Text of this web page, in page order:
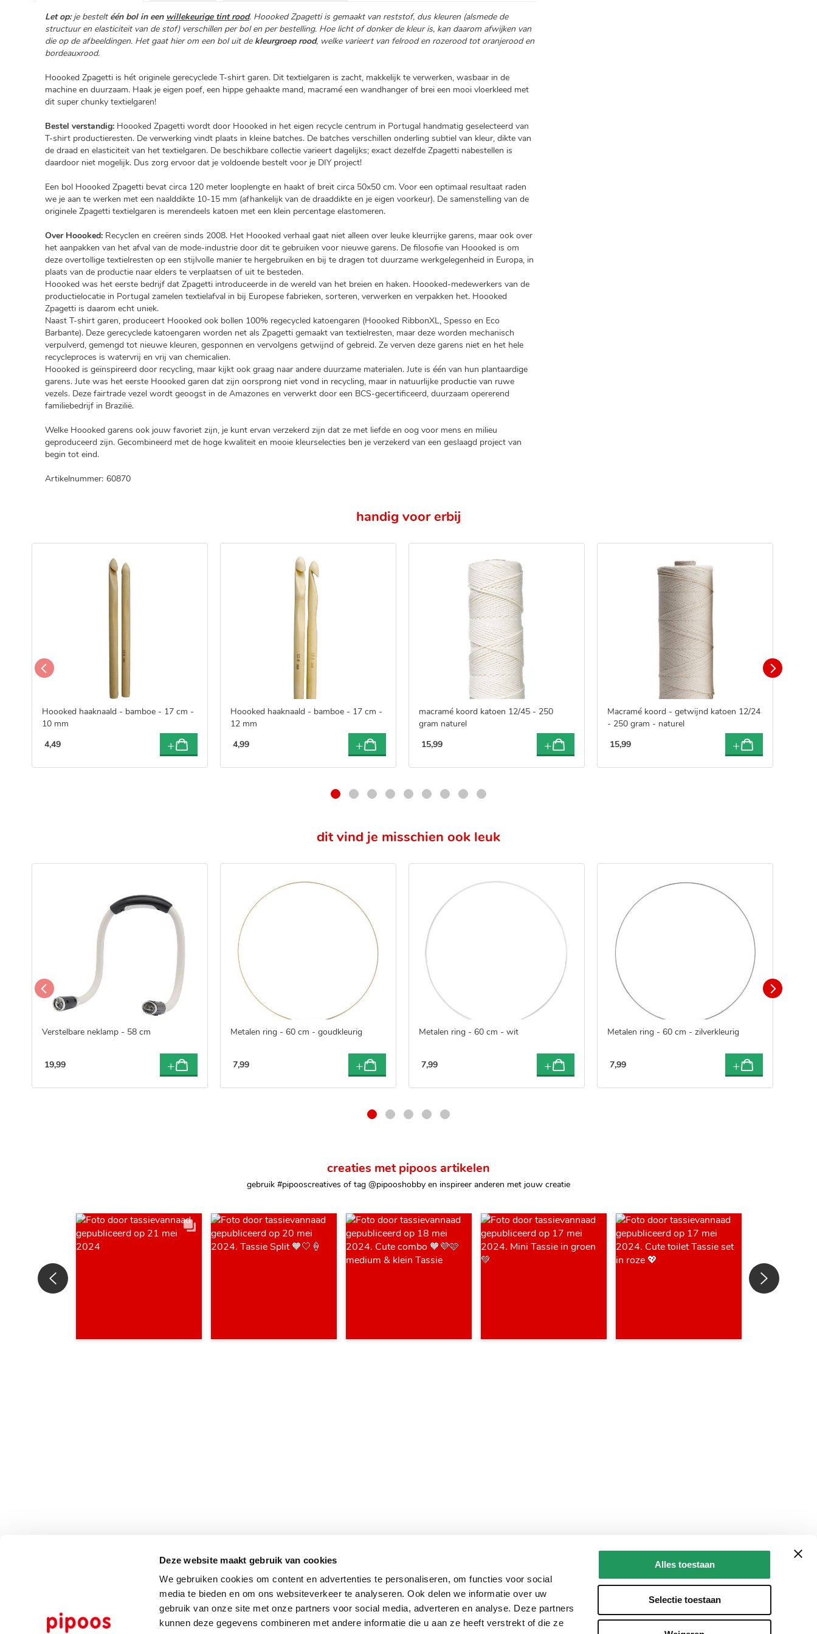
Deze website maakt gebruik van cookies
We gebruiken cookies om content en advertenties te personaliseren, om functies voor social
media te bieden en om ons websiteverkeer te analyseren. Ook delen we informatie over uw
gebruik van onze site met onze partners voor social media, adverteren en analyse. Deze partners
kunnen deze gegevens combineren met andere informatie die u aan ze heeft verstrekt of die ze
Alles toestaan
Selectie toestaan
Let op:je bestelt één bol in een willekeurige tint rood. Hoooked Zpagetti is gemaakt van reststof, dus kleuren (alsmede de
structuur en elasticiteit van de stof) verschillen per bol en per bestelling. Hoe licht of donker de kleur is, kan daarom afwijken van
die op de afbeeldingen. Het gaat hier om een bol uit de kleurgroep rood, welke varieert van felrood en rozerood tot oranjerood en
bordeauxrood.
Hoooked Zpagetti is hét originele gerecyclede T-shirt garen. Dit textielgaren is zacht, makkelijk te verwerken, wasbaar in de
machine en duurzaam. Haak je eigen poef, een hippe gehaakte mand, macramé een wandhanger of brei een mooi vloerkleed met
dit super chunky textielgaren!
Bestel verstandig: Hoooked Zpagetti wordt door Hoooked in het eigen recycle centrum in Portugal handmatig geselecteerd van
T-shirt productieresten. De verwerking vindt plaats in kleine batches. De batches verschillen onderling subtiel van kleur, dikte van
de draad en elasticiteit van het textielgaren. De beschikbare collectie varieert dagelijks; exact dezelfde Zpagetti nabestellen is
daardoor niet mogelijk. Dus zorg ervoor dat je voldoende bestelt voor je DIY project!
Een bol Hoooked Zpagetti bevat circa 120 meter looplengte en haakt of breit circa 50x50 cm. Voor een optimaal resultaat raden
we je aan te werken met een naalddikte 10-15 mm (afhankelijk van de draaddikte en je eigen voorkeur). De samenstelling van de
originele Zpagetti textielgaren is merendeels katoen met een klein percentage elastomeren.
Over Hoooked: Recyclen en creëren sinds 2008. Het Hoooked verhaal gaat niet alleen over leuke kleurrijke garens, maar ook over
het aanpakken van het afval van de mode-industrie door dit te gebruiken voor nieuwe garens. De filosofie van Hoooked is om
deze overtollige textielresten op een stijlvolle manier te hergebruiken en bij te dragen tot duurzame werkgelegenheid in Europa, in
plaats van de productie naar elders te verplaatsen of uit te besteden.
Hoooked was het eerste bedrijf dat Zpagetti introduceerde in de wereld van het breien en haken. Hoooked-medewerkers van de
productielocatie in Portugal zamelen textielafval in bij Europese fabrieken, sorteren, verwerken en verpakken het. Hoooked
Zpagetti is daarom echt uniek.
Naast T-shirt garen, produceert Hoooked ook bollen 100% regecycled katoengaren (Hoooked RibbonXL, Spesso en Eco
Barbante). Deze gerecyclede katoengaren worden net als Zpagetti gemaakt van textielresten, maar deze worden mechanisch
verpulverd, gemengd tot nieuwe kleuren, gesponnen en vervolgens getwijnd of gebreid. Ze verven deze garens niet en het hele
recycleproces is watervrij en vrij van chemicalien.
Hoooked is geïnspireerd door recycling, maar kijkt ook graag naar andere duurzame materialen. Jute is één van hun plantaardige
garens. Jute was het eerste Hoooked garen dat zijn oorsprong niet vond in recycling, maar in natuurlijke productie van ruwe
vezels. Deze fairtrade vezel wordt geoogst in de Amazones en verwerkt door een BCS-gecertificeerd, duurzaam opererend
familiebedrijf in Brazilië.
Welke Hoooked garens ook jouw favoriet zijn, je kunt ervan verzekerd zijn dat ze met liefde en oog voor mens en milieu
geproduceerd zijn. Gecombineerd met de hoge kwaliteit en mooie kleurselecties ben je verzekerd van een geslaagd project van
begin tot eind.
Artikelnummer: 60870
handig voor erbij
Hoooked haaknaald - bamboe - 17 cm -
10 mm
4,49
Hoooked haaknaald - bamboe - 17 cm -
12 mm
4,99
macramé koord katoen 12/45 - 250
gram naturel
15,99
Macramé koord - getwijnd katoen 12/24
- 250 gram - naturel
15,99
dit vind je misschien ook leuk
Verstelbare neklamp - 58 cm
19,99
Metalen ring - 60 cm - goudkleurig
7,99
Metalen ring - 60 cm - wit
7,99
Metalen ring - 60 cm - zilverkleurig
7,99
creaties met pipoos artikelen
gebruik #pipooscreatives of tag @pipooshobby en inspireer anderen met jouw creatie